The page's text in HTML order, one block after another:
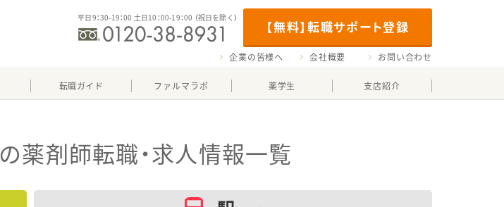
【無料】転職サポート登録
平日9：30-19：00 土日10：00-19：00 （祝日を除く）
企業の皆様へ 会社概要 お問い合わせ
転職ガイド ファルマラボ 薬学生 支店紹介
の薬剤師転職・求人情報一覧